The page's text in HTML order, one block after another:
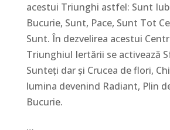
acestui Triunghi astfel: Sunt
Bucurie, Sunt, Pace, Sunt Tot
Sunt. În dezvelirea acestui
Triunghiul Iertării se activează
Sunteți dar și Crucea de flori,
lumina devenind Radiant, Plin
Bucurie.
…